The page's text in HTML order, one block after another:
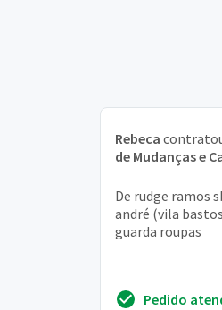
Rebeca
de Mudanças e
De rudge ramos
andré (vila
guarda roupas
Pedido